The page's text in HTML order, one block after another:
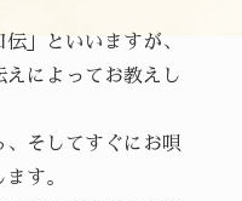
」といいますが、
によってお教えし
そしてすぐにお唄
す。